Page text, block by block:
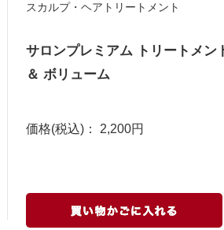
スカルプ・ヘアトリートメント
サロンプレミアム トリートメン
＆ ボリューム
価格(税込)： 2,200円